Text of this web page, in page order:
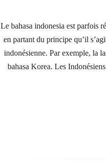
Le bahasa indonesia est parfois
en partant du principe qu’il
indonésienne. Par exemple, la
bahasa Korea. Les